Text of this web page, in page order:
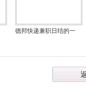
德邦快递兼职日结的一